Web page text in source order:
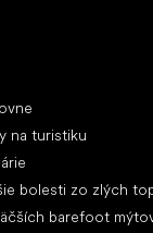
na turistiku
bolesti zo zlých
barefoot